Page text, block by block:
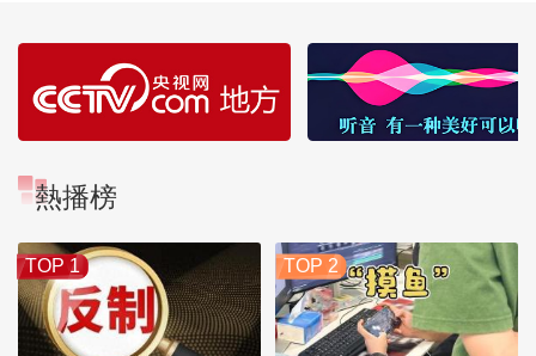
熱播榜
TOP 1 TOP 2